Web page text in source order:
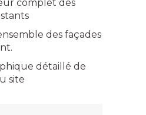
complet des
des façades
détaillé de
site